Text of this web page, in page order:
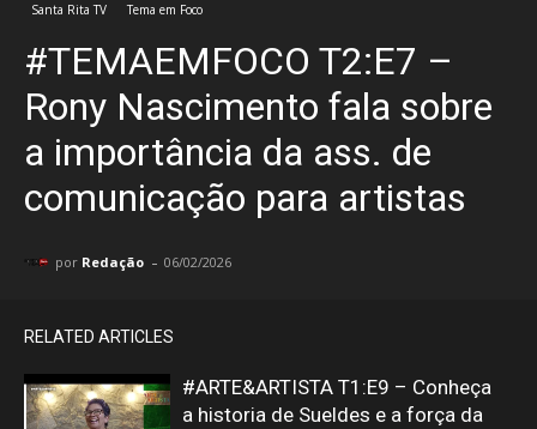
Santa Rita TV Tema em Foco
#TEMAEMFOCO T2:E7 –
Rony Nascimento fala sobre
a importância da ass. de
comunicação para artistas
por Redação - 06/02/2026
RELATED ARTICLES
#ARTE&ARTISTA T1:E9 – Conheça
a historia de Sueldes e a força da